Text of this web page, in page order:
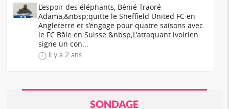
L’espoir des éléphants, Bénié Traoré
Adama,&nbsp;quitte le Sheffield United FC en
Angleterre et s’engage pour quatre saisons avec
le FC Bâle en Suisse.&nbsp;L'attaquant ivoirien
signe un con...
il y a 2 ans
SONDAGE